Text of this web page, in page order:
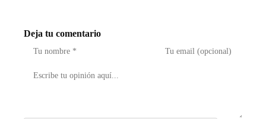
Deja tu comentario